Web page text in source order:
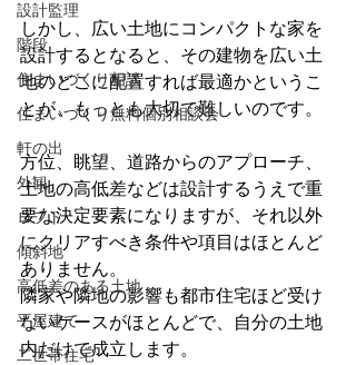
設計監理
階段
住まいづくり相談
住まいづくり無料個別相談会
軒の出
外観
ロフト
傾斜地
高低差のある土地
平屋建て
二世帯住宅
しかし、広い土地にコンパクトな家を
設計するとなると、その建物を広い土
地のどこに配置すれば最適かというこ
とが、もっとも大切で難しいのです。
方位、眺望、道路からのアプローチ、
土地の高低差などは設計するうえで重
要な決定要素になりますが、それ以外
にクリアすべき条件や項目はほとんど
ありません。
隣家や隣地の影響も都市住宅ほど受け
ないケースがほとんどで、自分の土地
内だけで成立します。